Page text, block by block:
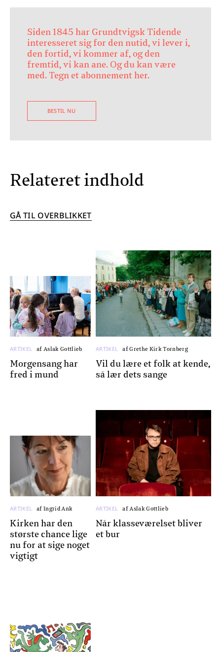
Siden 1845 har Grundtvigsk Tidende
interesseret sig for den nutid, vi lever i,
den fortid, vi kommer af, og den
fremtid, vi kan ane. Og du kan være
med. Tegn et abonnement her.
BESTIL NU
Relateret indhold
GÅ TIL OVERBLIKKET
ARTIKEL af Aslak Gottlieb
Morgensang har
fred i mund
ARTIKEL af Grethe Kirk Tornberg
Vil du lære et folk at kende,
så lær dets sange
ARTIKEL af Ingrid Ank
Kirken har den
største chance lige
nu for at sige noget
vigtigt
ARTIKEL af Aslak Gottlieb
Når klasseværelset bliver
et bur